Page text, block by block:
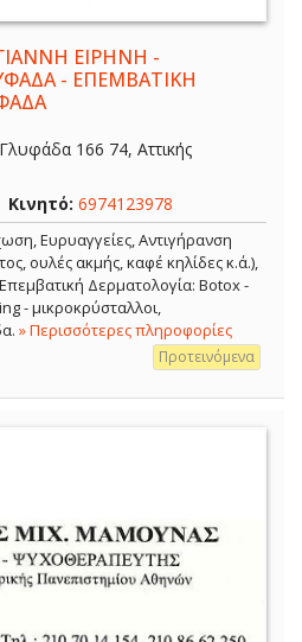
ΕΙΡΗΝΗ -
- ΕΠΕΜΒΑΤΙΚΗ
166 74, Αττικής
Κινητό: 6974123978
Ευρυαγγείες, Αντιγήρανση
ουλές ακμής, καφέ κηλίδες κ.ά.),
Δερματολογία: Botox -
- μικροκρύσταλλοι,
» Περισσότερες πληροφορίες
Προτεινόμενα